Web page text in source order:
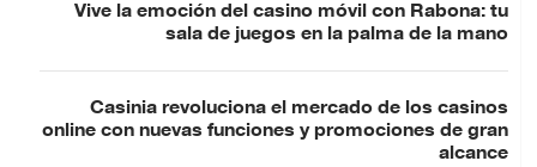
Vive la emoción del casino móvil con Rabona: tu
sala de juegos en la palma de la mano
Casinia revoluciona el mercado de los casinos
online con nuevas funciones y promociones de gran
alcance